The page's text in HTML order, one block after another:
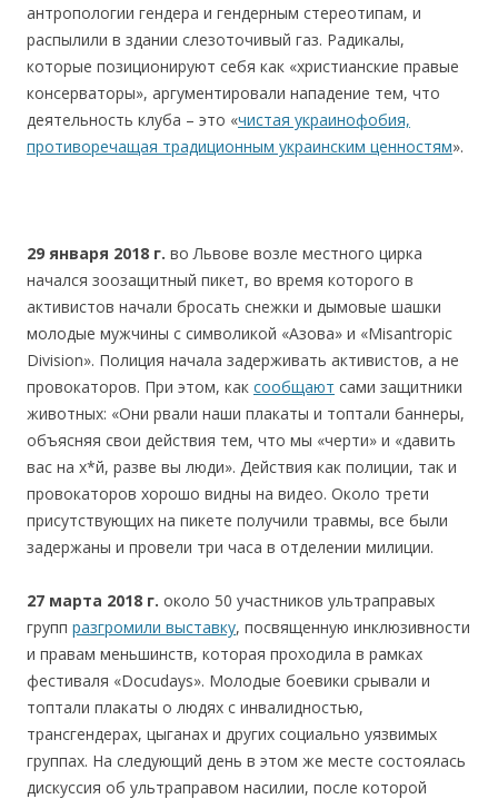
антропологии гендера и гендерным стереотипам, и
распылили в здании слезоточивый газ. Радикалы,
которые позиционируют себя как «христианские правые
консерваторы», аргументировали нападение тем, что
деятельность клуба – это «чистая украинофобия,
противоречащая традиционным украинским ценностям».
29 января 2018 г. во Львове возле местного цирка
начался зоозащитный пикет, во время которого в
активистов начали бросать снежки и дымовые шашки
молодые мужчины с символикой «Азова» и «Misantropic
Division». Полиция начала задерживать активистов, а не
провокаторов. При этом, как сообщают сами защитники
животных: «Они рвали наши плакаты и топтали баннеры,
объясняя свои действия тем, что мы «черти» и «давить
вас на х*й, разве вы люди». Действия как полиции, так и
провокаторов хорошо видны на видео. Около трети
присутствующих на пикете получили травмы, все были
задержаны и провели три часа в отделении милиции.
27 марта 2018 г. около 50 участников ультраправых
групп разгромили выставку, посвященную инклюзивности
и правам меньшинств, которая проходила в рамках
фестиваля «Docudays». Молодые боевики срывали и
топтали плакаты о людях с инвалидностью,
трансгендерах, цыганах и других социально уязвимых
группах. На следующий день в этом же месте состоялась
дискуссия об ультраправом насилии, после которой